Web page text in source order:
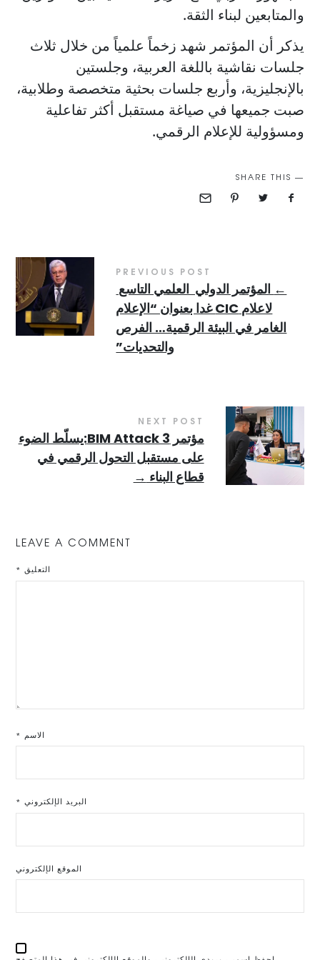
والمتابعين لبناء الثقة.
​يذكر أن المؤتمر شهد زخماً علمياً من خلال ثلاث
جلسات نقاشية باللغة العربية، وجلستين
بالإنجليزية، وأربع جلسات بحثية متخصصة وطلابية،
صبت جميعها في صياغة مستقبل أكثر تفاعلية
ومسؤولية للإعلام الرقمي.
SHARE THIS
PREVIOUS POST
← المؤتمر الدولي العلمي التاسع
لاعلام CIC غدا بعنوان “الإعلام
الغامر في البيئة الرقمية… الفرص
والتحديات”
NEXT POST
مؤتمر BIM Attack 3:يسلّط الضوء
على مستقبل التحول الرقمي في
قطاع البناء →
LEAVE A COMMENT
التعليق *
الاسم *
البريد الإلكتروني *
الموقع الإلكتروني